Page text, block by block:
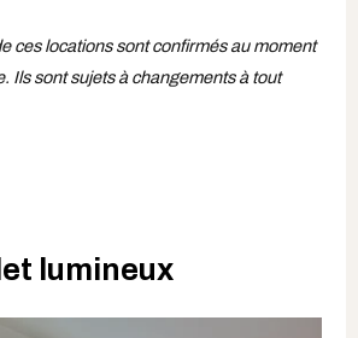
ces locations sont confirmés au moment
Ils sont sujets à changements à tout
lumineux